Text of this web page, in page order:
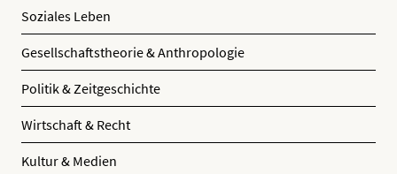
Soziales Leben
Gesellschaftstheorie & Anthropologie
Politik & Zeitgeschichte
Wirtschaft & Recht
Kultur & Medien